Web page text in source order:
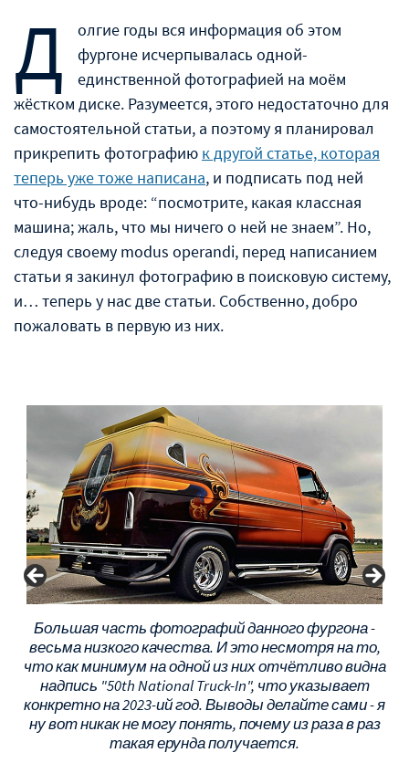
Д
олгие годы вся информация об этом
фургоне исчерпывалась одной-
единственной фотографией на моём
жёстком диске. Разумеется, этого недостаточно для
самостоятельной статьи, а поэтому я планировал
прикрепить фотографию к другой статье, которая
теперь уже тоже написана, и подписать под ней
что-нибудь вроде: “посмотрите, какая классная
машина; жаль, что мы ничего о ней не знаем”. Но,
следуя своему modus operandi, перед написанием
статьи я закинул фотографию в поисковую систему,
и… теперь у нас две статьи. Собственно, добро
пожаловать в первую из них.
Большая часть фотографий данного фургона -
весьма низкого качества. И это несмотря на то,
что как минимум на одной из них отчётливо видна
надпись "50th National Truck-In", что указывает
конкретно на 2023-ий год. Выводы делайте сами - я
ну вот никак не могу понять, почему из раза в раз
такая ерунда получается.